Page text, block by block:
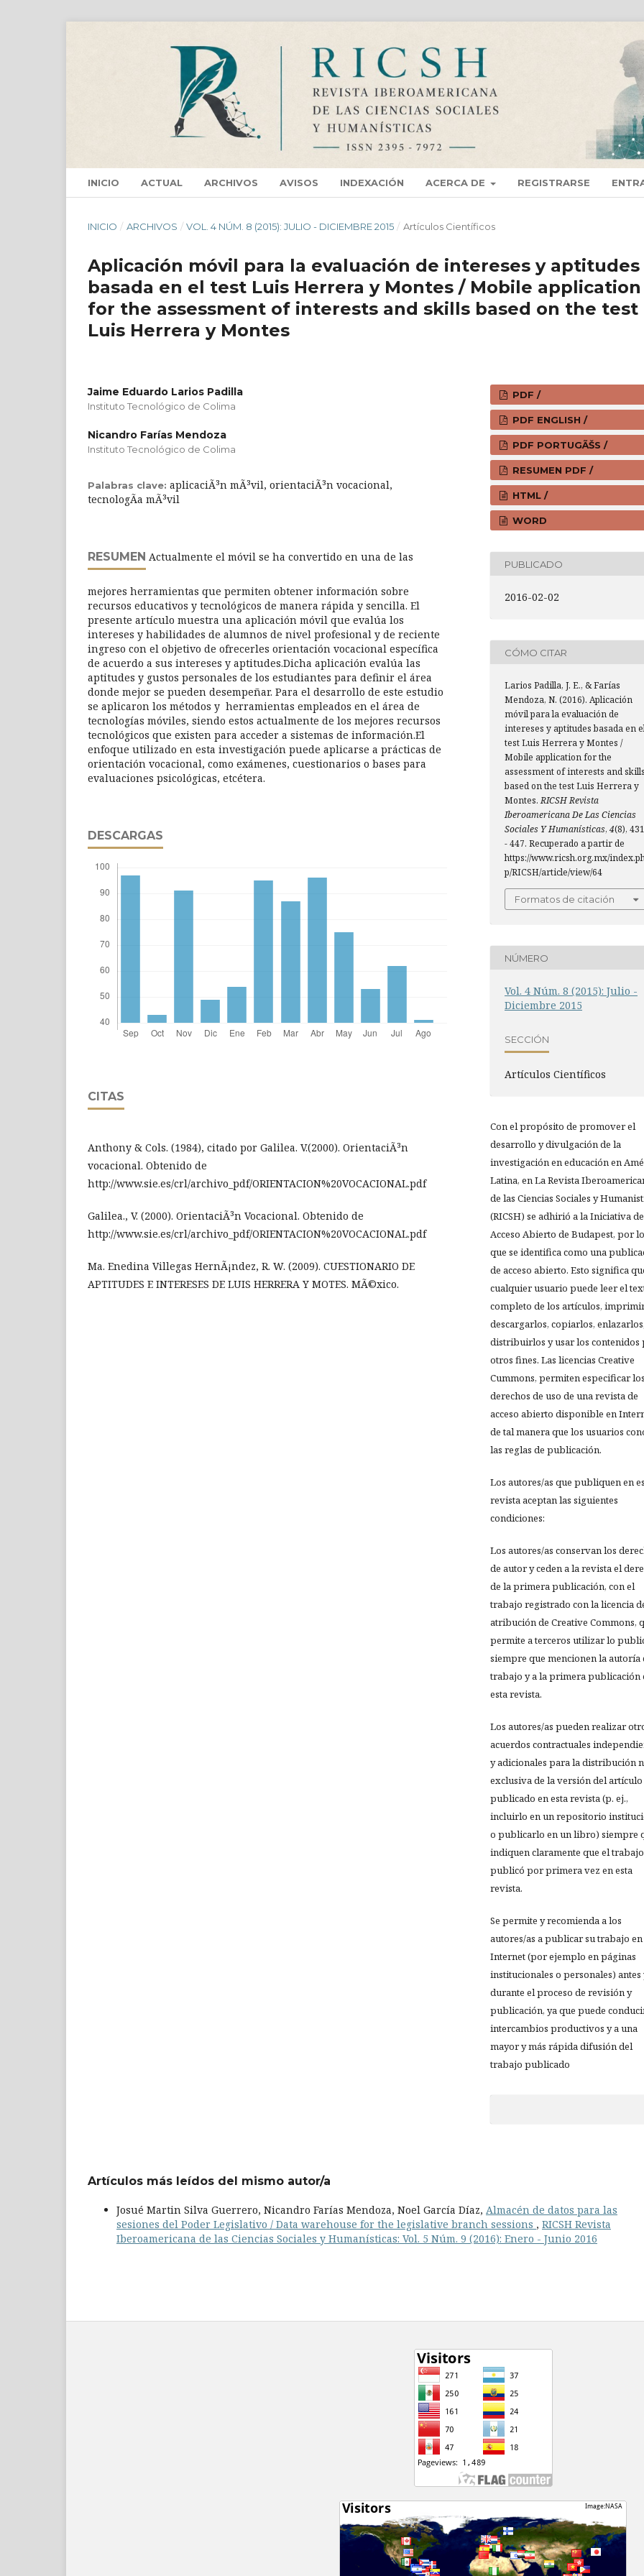
INICIO ACTUAL ARCHIVOS AVISOS INDEXACIÓN ACERCA DE REGISTRARSE
INICIO / ARCHIVOS / VOL. 4 NÚM. 8 (2015): JULIO - DICIEMBRE 2015 / Artí­culos Científicos
Aplicación móvil para la evaluación de intereses y aptitudes
basada en el test Luis Herrera y Montes / Mobile application
for the assessment of interests and skills based on the test
Luis Herrera y Montes
Jaime Eduardo Larios Padilla
Instituto Tecnológico de Colima
Nicandro Farías Mendoza
Instituto Tecnológico de Colima
Palabras clave: aplicaciÃ³n mÃ³vil, orientaciÃ³n vocacional,
tecnologÃ­a mÃ³vil
RESUMEN Actualmente el móvil se ha convertido en una de las
mejores herramientas que permiten obtener información sobre
recursos educativos y tecnológicos de manera rápida y sencilla. El
presente artículo muestra una aplicación móvil que evalúa los
intereses y habilidades de alumnos de nivel profesional y de reciente
ingreso con el objetivo de ofrecerles orientación vocacional específica
de acuerdo a sus intereses y aptitudes.Dicha aplicación evalúa las
aptitudes y gustos personales de los estudiantes para definir el área
donde mejor se pueden desempeñar. Para el desarrollo de este estudio
se aplicaron los métodos y herramientas empleados en el área de
tecnologías móviles, siendo estos actualmente de los mejores recursos
tecnológicos que existen para acceder a sistemas de información.El
enfoque utilizado en esta investigación puede aplicarse a prácticas de
orientación vocacional, como exámenes, cuestionarios o bases para
evaluaciones psicológicas, etcétera.
DESCARGAS
CITAS
Anthony & Cols. (1984), citado por Galilea. V.(2000). OrientaciÃ³n
vocacional. Obtenido de
http://www.sie.es/crl/archivo_pdf/ORIENTACION%20VOCACIONAL.pdf
Galilea., V. (2000). OrientaciÃ³n Vocacional. Obtenido de
http://www.sie.es/crl/archivo_pdf/ORIENTACION%20VOCACIONAL.pdf
Ma. Enedina Villegas HernÃ¡ndez, R. W. (2009). CUESTIONARIO DE
APTITUDES E INTERESES DE LUIS HERRERA Y MOTES. MÃ©xico.
PDF /
PDF ENGLISH /
PDF PORTUGÃŠS /
RESUMEN PDF /
HTML /
WORD
PUBLICADO
2016-02-02
CÓMO CITAR
Larios Padilla, J. E., & Farías
Mendoza, N. (2016). Aplicación
móvil para la evaluación de
intereses y aptitudes basada en
test Luis Herrera y Montes /
Mobile application for the
assessment of interests and skills
based on the test Luis Herrera y
Montes.RICSH Revista
Iberoamericana De Las Ciencias
Sociales Y Humanísticas, 4(8), 431
- 447. Recuperado a partir de
https://www.ricsh.org.mx/
p/RICSH/article/view/64
Formatos de citación
NÚMERO
Vol. 4 Núm. 8 (2015): Julio -
Diciembre 2015
SECCIÓN
Artí­culos Científicos
Con el propósito de promover el
desarrollo y divulgación de la
investigación en educación en
Latina, en La Revista
de las Ciencias Sociales y
(RICSH) se adhirió a la Iniciativa de
Acceso Abierto de Budapest, por lo
que se identifica como una
de acceso abierto. Esto significa
cualquier usuario puede leer el
completo de los artículos,
descargarlos, copiarlos, enlazarlos,
distribuirlos y usar los contenidos
otros fines. Las licencias Creative
Cummons, permiten especificar los
derechos de uso de una revista de
acceso abierto disponible en
de tal manera que los usuarios
las reglas de publicación.
Los autores/as que publiquen en
revista aceptan las siguientes
condiciones:
Los autores/as conservan los
de autor y ceden a la revista el
de la primera publicación, con el
trabajo registrado con la licencia
atribución de Creative Commons,
permite a terceros utilizar lo
siempre que mencionen la autoría
trabajo y a la primera publicación
esta revista.
Los autores/as pueden realizar
acuerdos contractuales
y adicionales para la distribución
exclusiva de la versión del artículo
publicado en esta revista (p. ej.,
incluirlo en un repositorio
o publicarlo en un libro) siempre
indiquen claramente que el trabajo
publicó por primera vez en esta
revista.
Se permite y recomienda a los
autores/as a publicar su trabajo en
Internet (por ejemplo en páginas
institucionales o personales) antes
durante el proceso de revisión y
publicación, ya que puede
intercambios productivos y a una
mayor y más rápida difusión del
trabajo publicado
Artículos más leídos del mismo autor/a
Josué Martin Silva Guerrero, Nicandro Farías Mendoza, Noel García Díaz, Almacén de datos para las
sesiones del Poder Legislativo / Data warehouse for the legislative branch sessions , RICSH Revista
Iberoamericana de las Ciencias Sociales y Humanísticas: Vol. 5 Núm. 9 (2016): Enero - Junio 2016